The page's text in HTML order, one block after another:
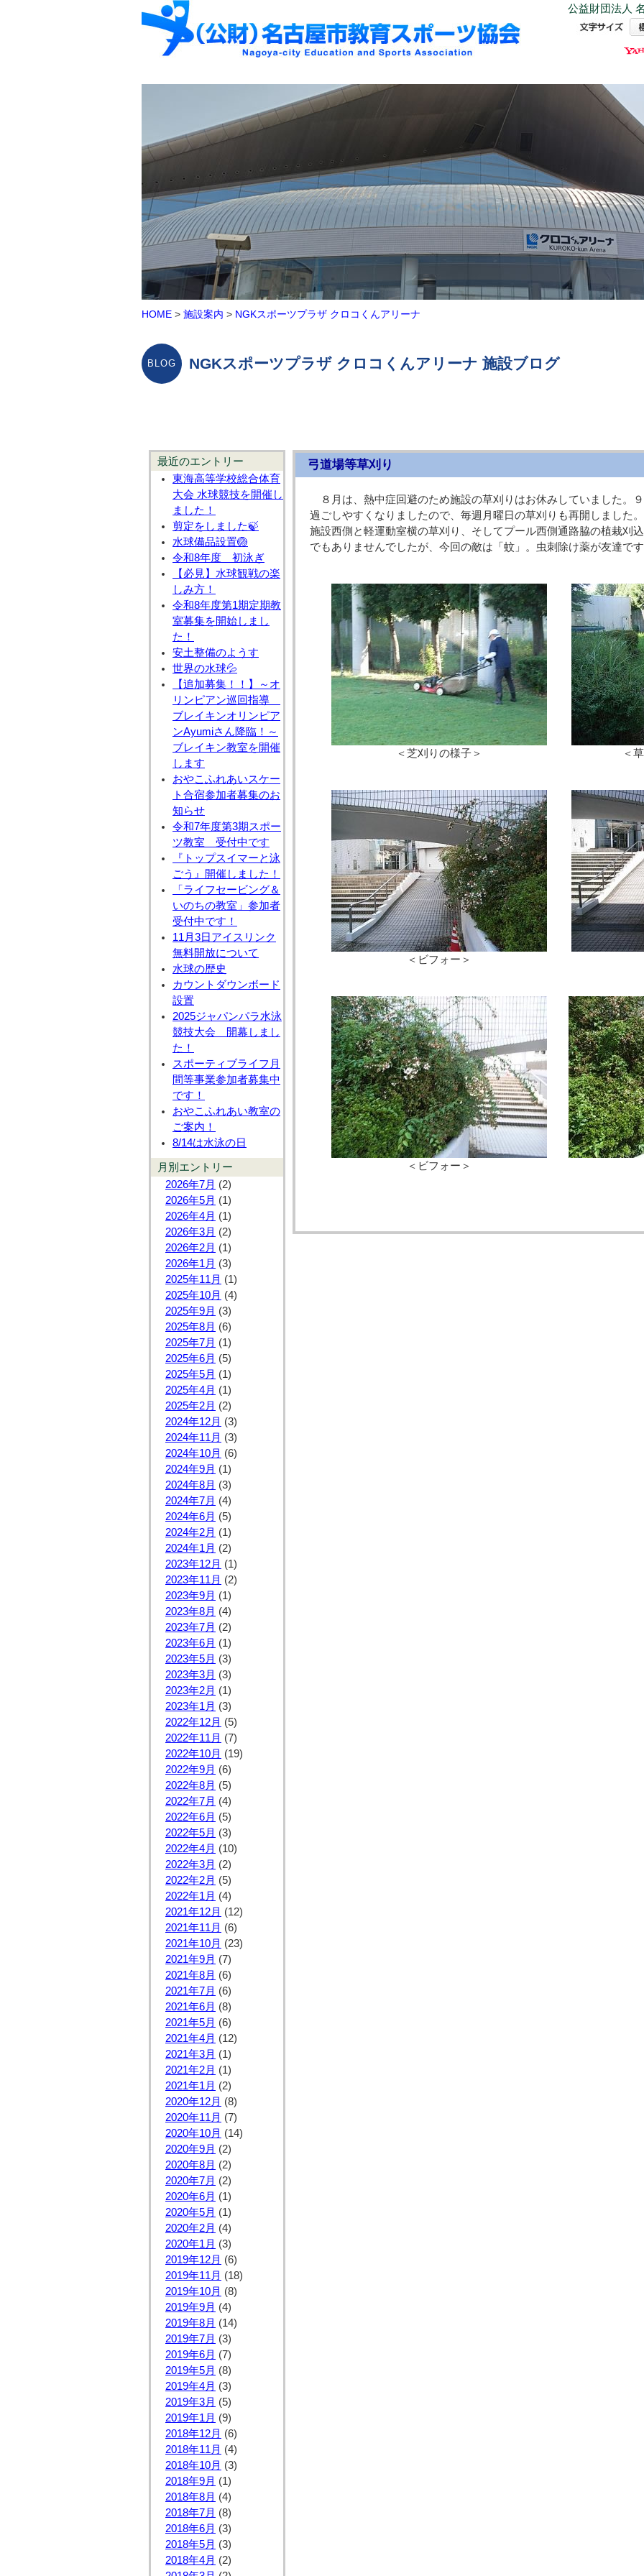
公益財団法人
HOME > 施設案内 > NGKスポーツプラザ クロコくんアリーナ
NGKスポーツプラザ クロコくんアリーナ 施設ブログ
最近のエントリー
東海高等学校総合体育
大会 水球競技を開催し
ました！
剪定をしました🍃
水球備品設置🏐
令和8年度 初泳ぎ
【必見】水球観戦の楽
しみ方！
令和8年度第1期定期教
室募集を開始しまし
た！
安土整備のようす
世界の水球💦
【追加募集！！】～オ
リンピアン巡回指導
ブレイキンオリンピア
ンAyumiさん降臨！～
ブレイキン教室を開催
します
おやこふれあいスケー
ト合宿参加者募集のお
知らせ
令和7年度第3期スポー
ツ教室 受付中です
『トップスイマーと泳
ごう』開催しました！
「ライフセービング＆
いのちの教室」参加者
受付中です！
11月3日アイスリンク
無料開放について
水球の歴史
カウントダウンボード
設置
2025ジャパンパラ水泳
競技大会 開幕しまし
た！
スポーティブライフ月
間等事業参加者募集中
です！
おやこふれあい教室の
ご案内！
8/14は水泳の日
月別エントリー
2026年7月 (2)
2026年5月 (1)
2026年4月 (1)
2026年3月 (2)
2026年2月 (1)
2026年1月 (3)
2025年11月 (1)
2025年10月 (4)
2025年9月 (3)
2025年8月 (6)
2025年7月 (1)
2025年6月 (5)
2025年5月 (1)
2025年4月 (1)
2025年2月 (2)
2024年12月 (3)
2024年11月 (3)
2024年10月 (6)
2024年9月 (1)
2024年8月 (3)
2024年7月 (4)
2024年6月 (5)
2024年2月 (1)
2024年1月 (2)
2023年12月 (1)
2023年11月 (2)
2023年9月 (1)
2023年8月 (4)
2023年7月 (2)
2023年6月 (1)
2023年5月 (3)
2023年3月 (3)
2023年2月 (1)
2023年1月 (3)
2022年12月 (5)
2022年11月 (7)
2022年10月 (19)
2022年9月 (6)
2022年8月 (5)
2022年7月 (4)
2022年6月 (5)
2022年5月 (3)
2022年4月 (10)
2022年3月 (2)
2022年2月 (5)
2022年1月 (4)
2021年12月 (12)
2021年11月 (6)
2021年10月 (23)
2021年9月 (7)
2021年8月 (6)
2021年7月 (6)
2021年6月 (8)
2021年5月 (6)
2021年4月 (12)
2021年3月 (1)
2021年2月 (1)
2021年1月 (2)
2020年12月 (8)
2020年11月 (7)
2020年10月 (14)
2020年9月 (2)
2020年8月 (2)
2020年7月 (2)
2020年6月 (1)
2020年5月 (1)
2020年2月 (4)
2020年1月 (3)
2019年12月 (6)
2019年11月 (18)
2019年10月 (8)
2019年9月 (4)
2019年8月 (14)
2019年7月 (3)
2019年6月 (7)
2019年5月 (8)
2019年4月 (3)
2019年3月 (5)
2019年1月 (9)
2018年12月 (6)
2018年11月 (4)
2018年10月 (3)
2018年9月 (1)
2018年8月 (4)
2018年7月 (8)
2018年6月 (3)
2018年5月 (3)
2018年4月 (2)
弓道場等草刈り
８月は、熱中症回避のため施設の草刈りはお休みしていました。
過ごしやすくなりましたので、毎週月曜日の草刈りも再開しました
施設西側と軽運動室横の草刈り、そしてプール西側通路脇の植栽刈
でもありませんでしたが、今回の敵は「蚊」。虫刺除け薬が友達で
＜芝刈りの様子＞ ＜草刈りの
＜ビフォー＞ ＜アフ
＜ビフォー＞ ＜アフ